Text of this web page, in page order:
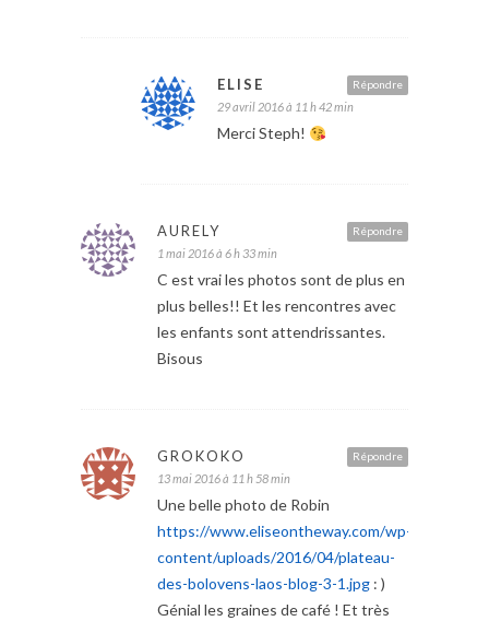
Répondre
ELISE
29 avril 2016 à 11 h 42 min
Merci Steph!
Répondre
AURELY
1 mai 2016 à 6 h 33 min
C est vrai les photos sont de plus en
plus belles!! Et les rencontres avec
les enfants sont attendrissantes.
Bisous
Répondre
GROKOKO
13 mai 2016 à 11 h 58 min
Une belle photo de Robin
https://www.eliseontheway.com/wp-
content/uploads/2016/04/plateau-
des-bolovens-laos-blog-3-1.jpg : )
Génial les graines de café ! Et très